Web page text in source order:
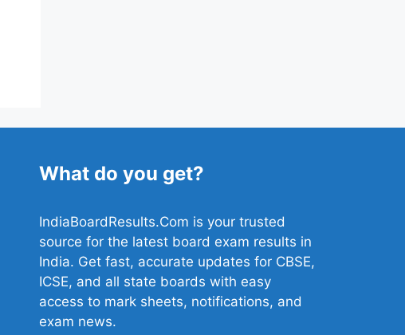
What do you get?
IndiaBoardResults.Com is your trusted
source for the latest board exam results in
India. Get fast, accurate updates for CBSE,
ICSE, and all state boards with easy
access to mark sheets, notifications, and
exam news.